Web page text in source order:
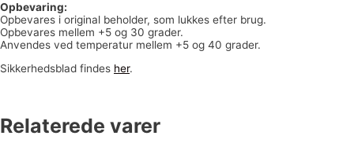
Opbevaring:
Opbevares i original beholder, som lukkes efter brug.
Opbevares mellem +5 og 30 grader.
Anvendes ved temperatur mellem +5 og 40 grader.
Sikkerhedsblad findes her.
Relaterede varer